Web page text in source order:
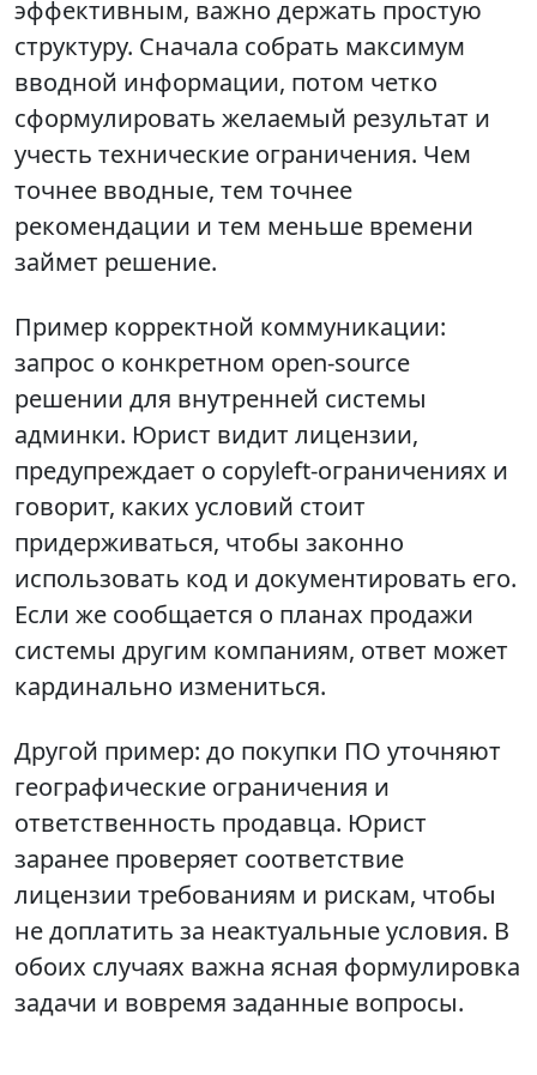
эффективным, важно держать простую
структуру. Сначала собрать максимум
вводной информации, потом четко
сформулировать желаемый результат и
учесть технические ограничения. Чем
точнее вводные, тем точнее
рекомендации и тем меньше времени
займет решение.
Пример корректной коммуникации:
запрос о конкретном open‑source
решении для внутренней системы
админки. Юрист видит лицензии,
предупреждает о copyleft‑ограничениях и
говорит, каких условий стоит
придерживаться, чтобы законно
использовать код и документировать его.
Если же сообщается о планах продажи
системы другим компаниям, ответ может
кардинально измениться.
Другой пример: до покупки ПО уточняют
географические ограничения и
ответственность продавца. Юрист
заранее проверяет соответствие
лицензии требованиям и рискам, чтобы
не доплатить за неактуальные условия. В
обоих случаях важна ясная формулировка
задачи и вовремя заданные вопросы.